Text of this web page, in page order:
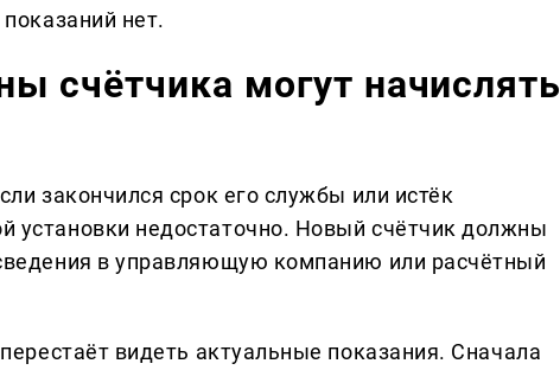
нет.
счётчика могут начислять
закончился срок его службы или истёк
установки недостаточно. Новый счётчик должны
в управляющую компанию или расчётный
видеть актуальные показания. Сначала